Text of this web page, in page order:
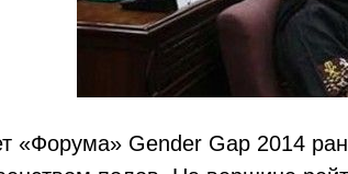
«Форума» Gender Gap 2014